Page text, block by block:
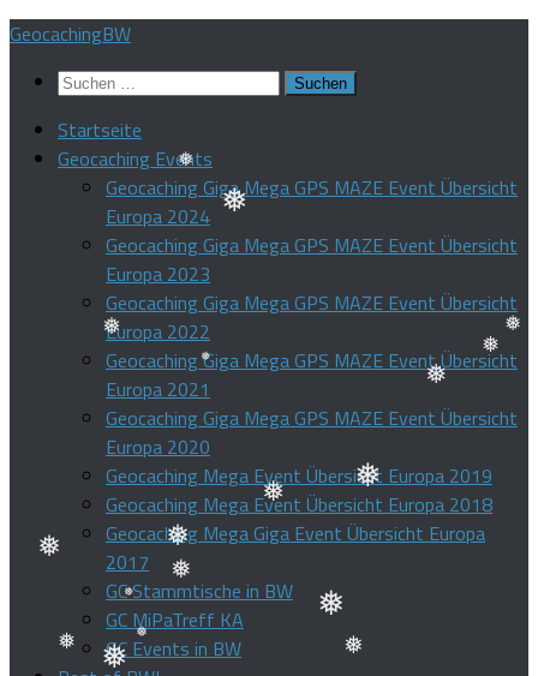
❅
❅
❅
❅
❅
❅ ❅
❅
❅❅
Zum
springen
GeocachingBW
Suchen
Startseite
Geocaching Events
Geocaching Giga Mega GPS MAZE Event Übersicht
Europa 2024
Geocaching Giga Mega GPS MAZE Event Übersicht
Europa 2023
Geocaching Giga Mega GPS MAZE Event Übersicht
Europa 2022
Geocaching Giga Mega GPS MAZE Event Übersicht
Europa 2021
Geocaching Giga Mega GPS MAZE Event Übersicht
Europa 2020
Geocaching Mega Event Übersicht Europa 2019
Geocaching Mega Event Übersicht Europa 2018
Geocaching Mega Giga Event Übersicht Europa
2017
GC Stammtische in BW
GC MiPaTreff KA
GC Events in BW